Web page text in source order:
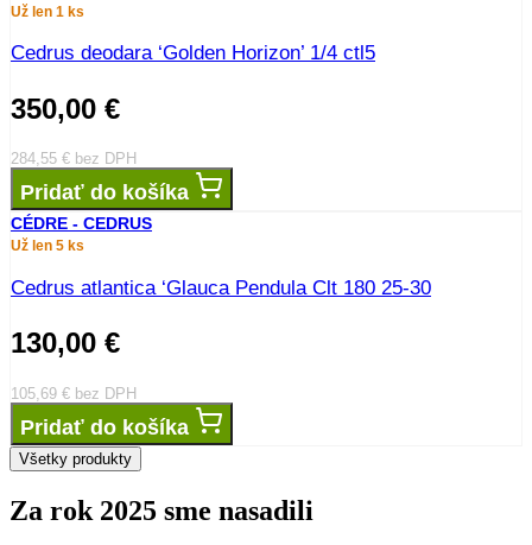
Už len 1 ks
Cedrus deodara ‘Golden Horizon’ 1/4 ctl5
350,00 €
284,55 € bez DPH
Pridať do košíka
CÉDRE - CEDRUS
Už len 5 ks
Cedrus atlantica ‘Glauca Pendula Clt 180 25-30
130,00 €
105,69 € bez DPH
Pridať do košíka
Všetky produkty
Za rok 2025 sme nasadili